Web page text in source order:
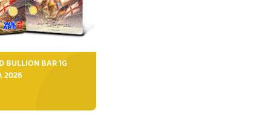
BULLION BAR 1G
2026